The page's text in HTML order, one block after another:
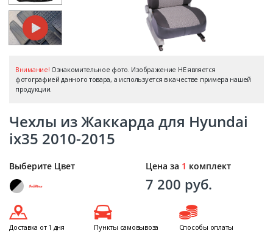
Внимание! Ознакомительное фото. Изображение НЕ является
фотографией данного товара, а используется в качестве примера нашей
продукции.
Чехлы из Жаккарда для Hyundai
ix35 2010-2015
Выберите Цвет Цена за 1 комплект
7 200 руб.
Доставка от 1 дня Пункты самовывоза Способы оплаты